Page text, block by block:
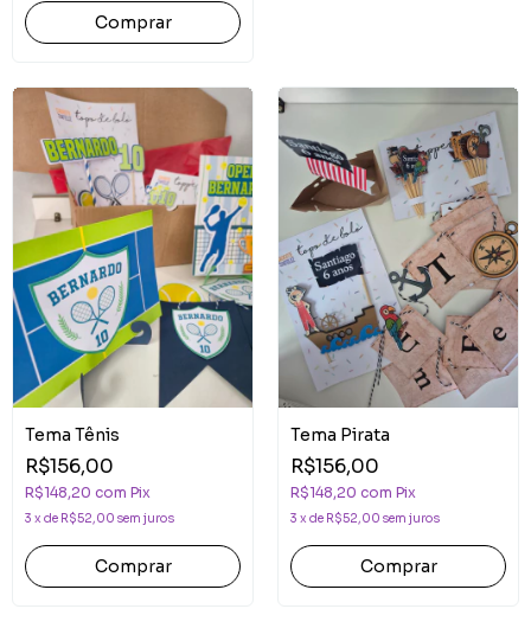
Comprar
Tema Tênis
R$156,00
R$148,20 com Pix
3 x de R$52,00 sem juros
Comprar
Tema Pirata
R$156,00
R$148,20 com Pix
3 x de R$52,00 sem juros
Comprar